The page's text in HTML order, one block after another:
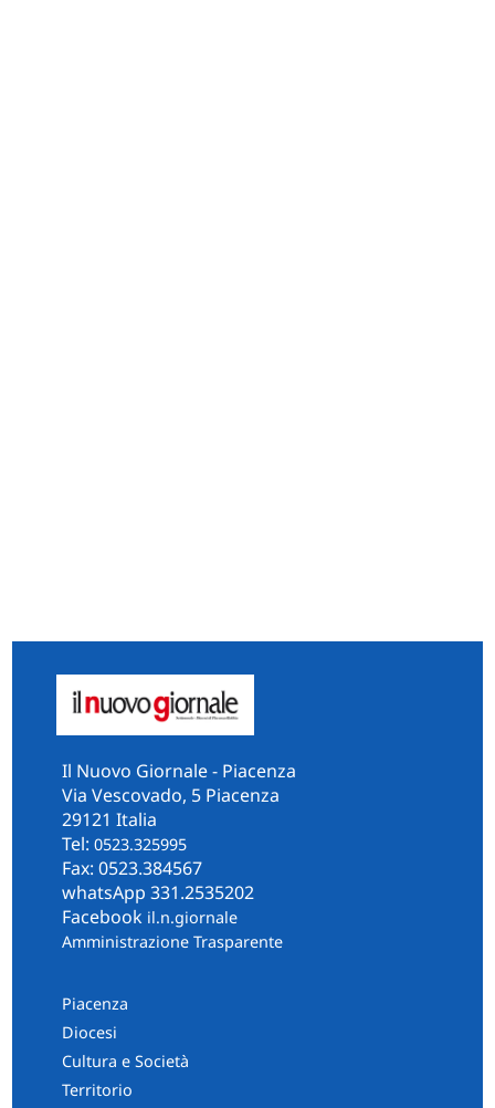
Il Nuovo Giornale - Piacenza
Via Vescovado, 5 Piacenza
29121 Italia
Tel: 0523.325995
Fax: 0523.384567
whatsApp 331.2535202
Facebook il.n.giornale
Amministrazione Trasparente
Piacenza
Diocesi
Cultura e Società
Territorio